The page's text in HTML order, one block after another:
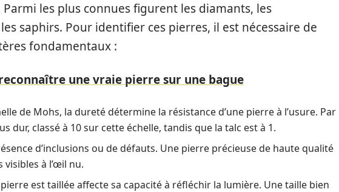
les plus connues figurent les diamants, les
saphirs. Pour identifier ces pierres, il est nécessaire de
fondamentaux :
une vraie pierre sur une bague
de Mohs, la dureté détermine la résistance d’une pierre à l’usure. Par
dur, classé à 10 sur cette échelle, tandis que la talc est à 1.
d’inclusions ou de défauts. Une pierre précieuse de haute qualité
à l’œil nu.
est taillée affecte sa capacité à réfléchir la lumière. Une taille bien